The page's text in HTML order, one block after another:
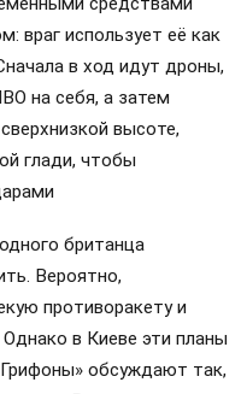
враг использует её как
в ход идут дроны,
на себя, а затем
высоте,
глади, чтобы
британца
Вероятно,
противоракету и
в Киеве эти планы
обсуждают так,